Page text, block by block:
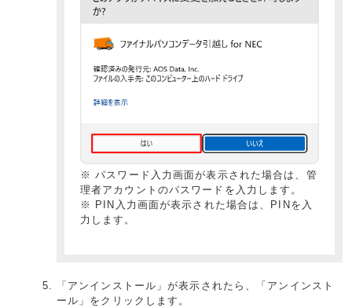
※ パスワード入力画面が表示された場合は、管
理者アカウントのパスワードを入力します。
※ PIN入力画面が表示された場合は、PINを入
力します。
「アンインストール」が表示されたら、「アンインスト
ール」をクリックします。